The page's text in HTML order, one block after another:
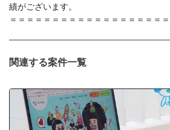
績がございます。
＝＝＝＝＝＝＝＝＝＝＝＝＝＝＝＝＝＝
関連する案件一覧